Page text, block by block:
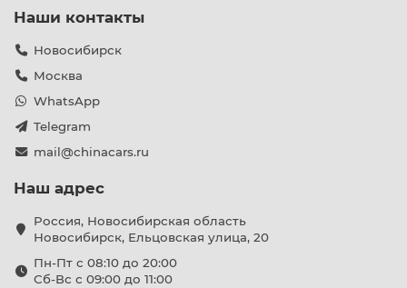
Наши контакты
Новосибирск
Москва
WhatsApp
Telegram
mail@chinacars.ru
Наш адрес
Россия, Новосибирская область
Новосибирск, Ельцовская улица, 20
Пн-Пт с 08:10 до 20:00
Сб-Вс с 09:00 до 11:00